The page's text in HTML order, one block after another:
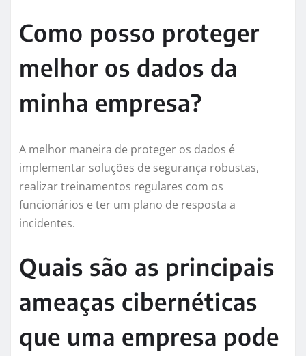
Como posso proteger
melhor os dados da
minha empresa?
A melhor maneira de proteger os dados é
implementar soluções de segurança robustas,
realizar treinamentos regulares com os
funcionários e ter um plano de resposta a
incidentes.
Quais são as principais
ameaças cibernéticas
que uma empresa pode